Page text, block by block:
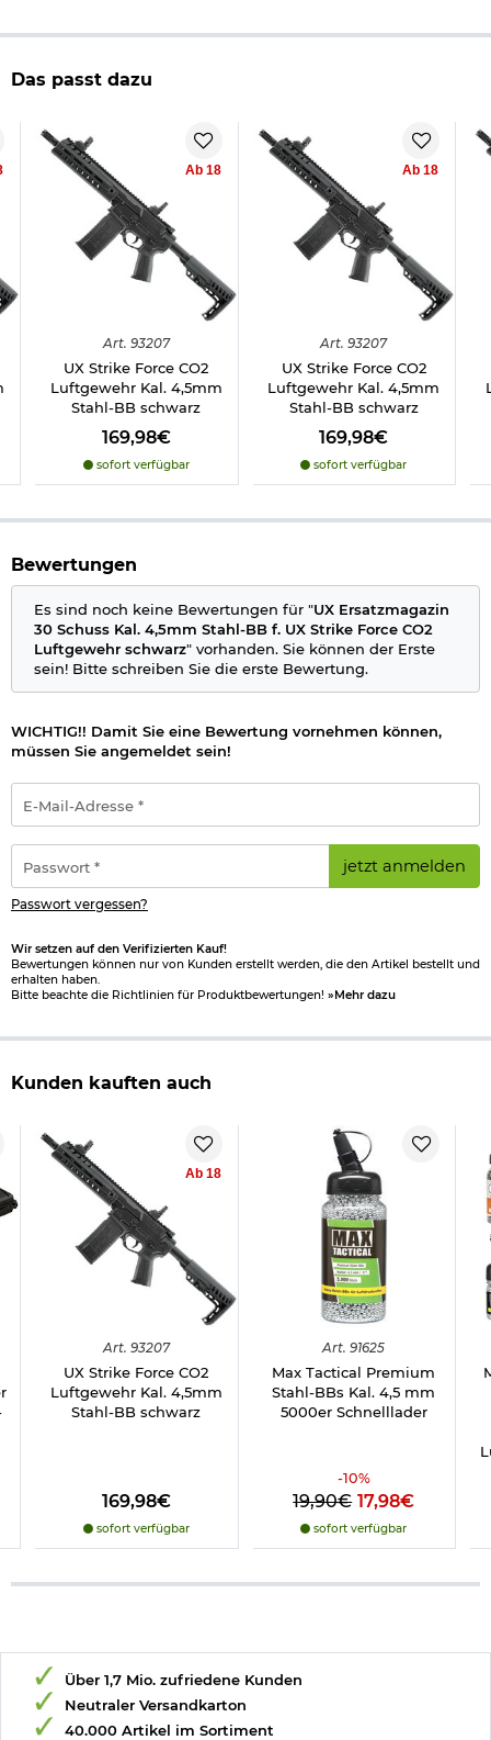
- UX Strike Force CO2-Luftgewehr - Art.-Nr.: 93207
Kaliber: 4,5 mm Stahl BB
Material: Metall / Verbundkunststoff
Farbe: schwarz
Marke: UX / Umarex / 5.8475.1
Hinweis: Richtiger
Umgang mit Druckluft-, Federdruckwaffen und CO2-Waffen
Das passt dazu
Ab 18
Art. 93207
UX Strike Force CO2
Luftgewehr Kal. 4,5mm
Stahl-BB schwarz
169,98€
sofort verfügbar
Ab 18
Art. 93207
UX Strike Force CO2
Luftgewehr Kal. 4,5mm
Stahl-BB schwarz
169,98€
sofort verfügbar
Bewertungen
Es sind noch keine Bewertungen für "UX Ersatzmagazin
30 Schuss Kal. 4,5mm Stahl-BB f. UX Strike Force CO2
Luftgewehr schwarz" vorhanden. Sie können der Erste
sein! Bitte schreiben Sie die erste Bewertung.
WICHTIG!! Damit Sie eine Bewertung vornehmen können,
müssen Sie angemeldet sein!
Mail-
Adresse
*
jetzt anmelden
Passwort vergessen?
Wir setzen auf den Verifizierten Kauf!
Bewertungen können nur von Kunden erstellt werden, die den Artikel bestellt und
erhalten haben.
Bitte beachte die Richtlinien für Produktbewertungen! »Mehr dazu
Kunden kauften auch
Ab 18
Art. 93207
UX Strike Force CO2
Luftgewehr Kal. 4,5mm
Stahl-BB schwarz
169,98€
sofort verfügbar
Art. 91625
Max Tactical Premium
Stahl-BBs Kal. 4,5 mm
5000er Schnelllader
-10%
19,90€ 17,98€
sofort verfügbar
Über 1,7 Mio. zufriedene Kunden
Neutraler Versandkarton
40.000 Artikel im Sortiment